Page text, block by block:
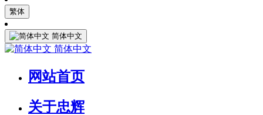
繁体
简体中文
简体中文
网站首页
关于忠辉